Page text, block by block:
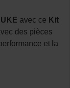
avec ce Kit
des pièces
et la